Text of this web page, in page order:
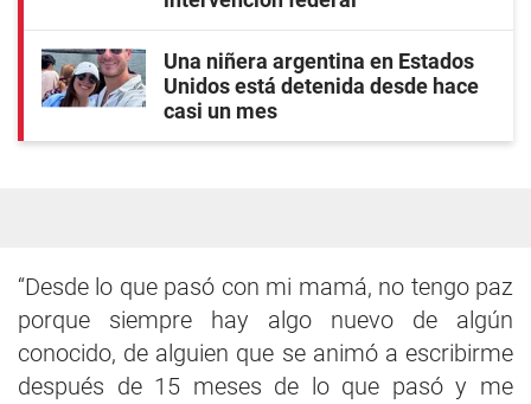
Una niñera argentina en Estados
Unidos está detenida desde hace
casi un mes
“Desde lo que pasó con mi mamá, no tengo paz
porque siempre hay algo nuevo de algún
conocido, de alguien que se animó a escribirme
después de 15 meses de lo que pasó y me